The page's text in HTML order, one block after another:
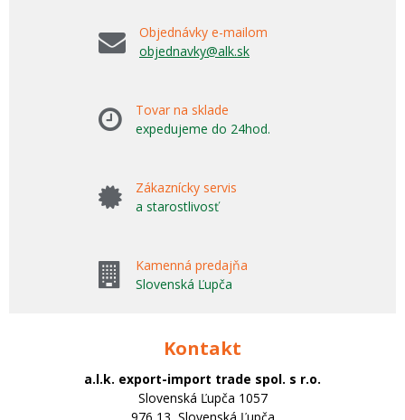
Objednávky e-mailom
objednavky@alk.sk
Tovar na sklade
expedujeme do 24hod.
Zákaznícky servis
a starostlivosť
Kamenná predajňa
Slovenská Ľupča
Kontakt
a.l.k. export-import trade spol. s r.o.
Slovenská Ľupča 1057